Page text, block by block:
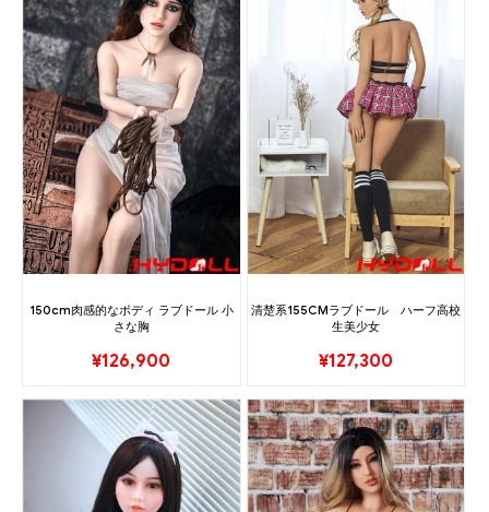
150cm肉感的なボディ ラブドール 小
さな胸
¥126,900
清楚系155CMラブドール ハーフ高校
生美少女
¥127,300